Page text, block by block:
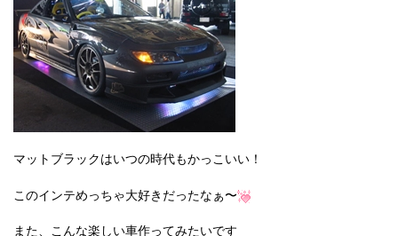
マットブラックはいつの時代もかっこいい！
このインテめっちゃ大好きだったなぁ〜
また、こんな楽しい車作ってみたいです